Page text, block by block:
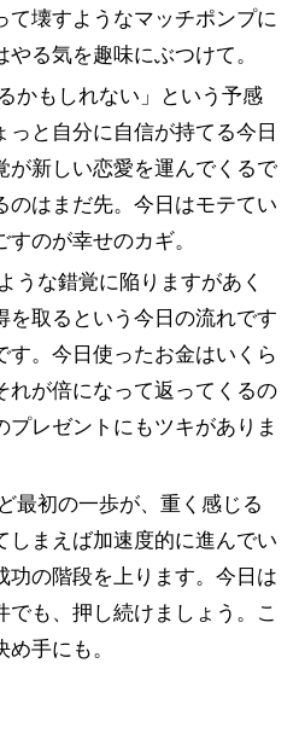
て壊すようなマッチポンプに
る気を趣味にぶつけて。
かもしれない」という予感
っと自分に自信が持てる今日
が新しい恋愛を運んでくるで
のはまだ先。今日はモテてい
のが幸せのカギ。
うな錯覚に陥りますがあく
を取るという今日の流れです
す。今日使ったお金はいくら
れが倍になって返ってくるの
プレゼントにもツキがありま
最初の一歩が、重く感じる
しまえば加速度的に進んでい
功の階段を上ります。今日は
でも、押し続けましょう。こ
手にも。